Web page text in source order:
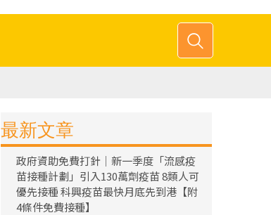
最新文章
政府資助免費打針｜新一季度「流感疫
苗接種計劃」引入130萬劑疫苗 8類人可
優先接種 科興疫苗最快月底先到港【附
4條件免費接種】